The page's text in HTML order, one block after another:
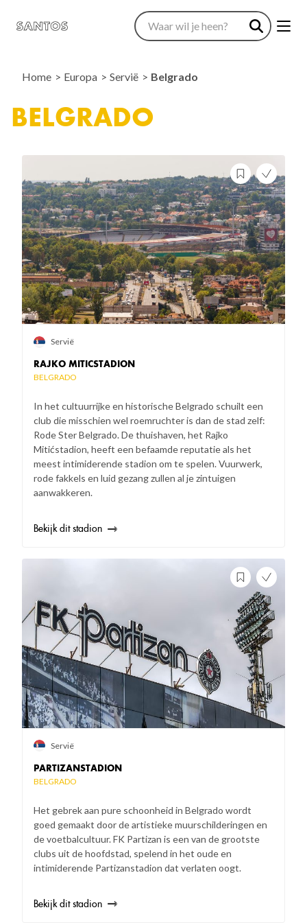
Home Europa Servië Belgrado
BELGRADO
RAJKO MITICSTADION
BELGRADO
In het cultuurrijke en historische Belgrado schuilt een
club die misschien wel roemruchter is dan de stad zelf:
Rode Ster Belgrado. De thuishaven, het Rajko
Mitićstadion, heeft een befaamde reputatie als het
meest intimiderende stadion om te spelen. Vuurwerk,
rode fakkels en luid gezang zullen al je zintuigen
aanwakkeren.
Servië
Bekijk dit stadion
PARTIZANSTADION
BELGRADO
Het gebrek aan pure schoonheid in Belgrado wordt
goed gemaakt door de artistieke muurschilderingen en
de voetbalcultuur. FK Partizan is een van de grootste
clubs uit de hoofdstad, spelend in het oude en
intimiderende Partizanstadion dat verlaten oogt.
Servië
Bekijk dit stadion